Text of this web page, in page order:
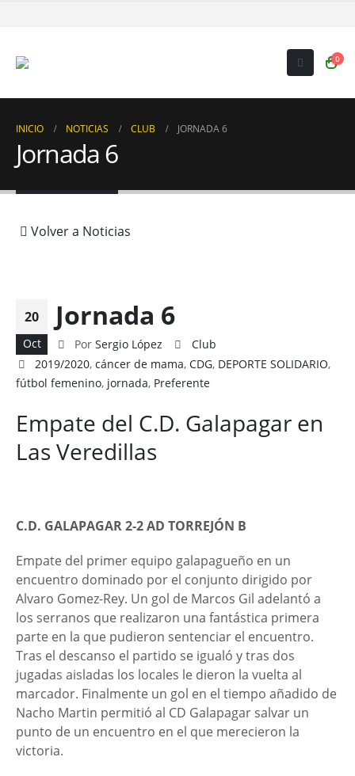
0
INICIO NOTICIAS CLUB JORNADA 6
Jornada 6
Volver a Noticias
20
Oct
Jornada 6
Por Sergio López
Club
2019/2020,cáncer de mama,CDG, DEPORTE SOLIDARIO,
fútbol femenino, jornada, Preferente
Empate del C.D. Galapagar en
Las Veredillas
C.D. GALAPAGAR 2-2 AD TORREJÓN B
Empate del primer equipo galapagueño en un
encuentro dominado por el conjunto dirigido por
Alvaro Gomez-Rey. Un gol de Marcos Gil adelantó a
los serranos que realizaron una fantástica primera
parte en la que pudieron sentenciar el encuentro.
Tras el descanso el partido se igualó y tras dos
jugadas aisladas los locales le dieron la vuelta al
marcador. Finalmente un gol en el tiempo añadido de
Nacho Martin permitió al CD Galapagar salvar un
punto de un encuentro en el que merecieron la
victoria.